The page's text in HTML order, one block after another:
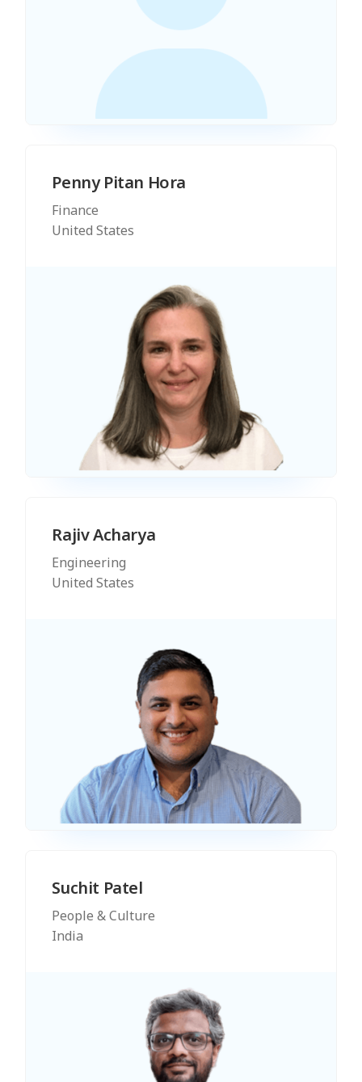
Penny Pitan Hora
Finance
United States
Rajiv Acharya
Engineering
United States
Suchit Patel
People & Culture
India